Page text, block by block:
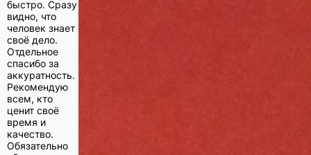
быстро. Сразу
видно, что
человек знает
своё дело.
Отдельное
спасибо за
аккуратность.
Рекомендую
всем, кто
ценит своё
время и
качество.
Обязательно